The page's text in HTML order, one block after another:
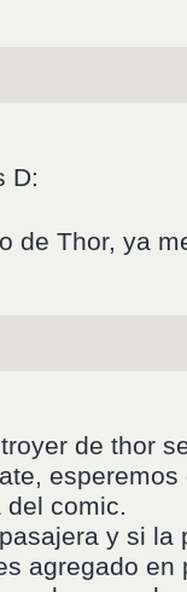
D:
de Thor, ya
de thor
comic.
y si la
agregado